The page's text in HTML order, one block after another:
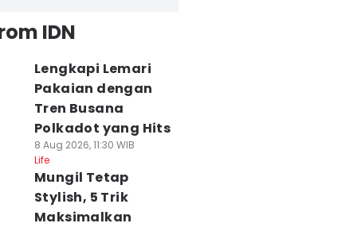
IDN
Lengkapi Lemari
Pakaian dengan
Tren Busana
Polkadot yang Hits
8 Aug 2026, 11:30 WIB
Life
Mungil Tetap
Stylish, 5 Trik
Maksimalkan